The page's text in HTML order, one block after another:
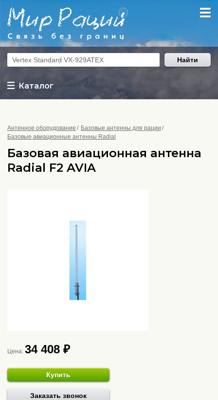
Каталог
Найти
Антенное оборудование
Базовые антенны для рации
Базовые авиационные антенны Radial
Базовая авиационная антенна
Radial F2 AVIA
Цена: 34 408 ₽
Купить
Заказать звонок